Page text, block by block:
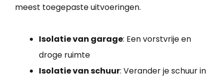
meest toegepaste uitvoeringen.
Isolatie van garage: Een vorstvrije en
droge ruimte
Isolatie van schuur: Verander je schuur in